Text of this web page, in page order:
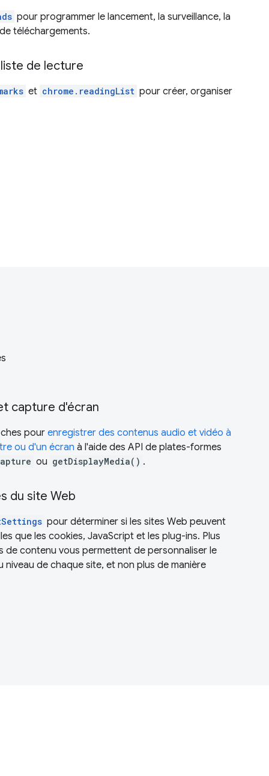
pour programmer le lancement, la surveillance, la
téléchargements.
de lecture
et chrome.readingList pour créer, organiser
capture d'écran
pour enregistrer des contenus audio et vidéo à
ou d'un écran à l'aide des API de plates-formes
ou getDisplayMedia() .
du site Web
pour déterminer si les sites Web peuvent
que les cookies, JavaScript et les plug-ins. Plus
de contenu vous permettent de personnaliser le
de chaque site, et non plus de manière